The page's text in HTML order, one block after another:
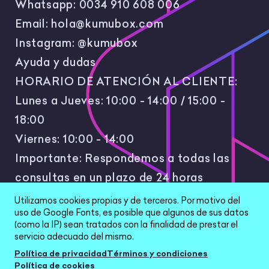
Whatsapp: 0034 910 608 006
Email: hola@kumubox.com
Instagram: @kumubox
Ayuda y dudas
HORARIO DE ATENCIÓN AL CLIENTE:
Lunes a Jueves: 10:00 - 14:00 / 15:00 -
18:00
Viernes: 10:00 - 14:00
Importante: Respondemos a todas las
consultas en un plazo de 24 horas
laborales.
Utilizamos cookies propias y de terceros. Por motivo del
uso de Google Fonts, es posible que algunos de sus datos
(como la IP) sean tratados con la finalidad de prestar el
servicio adecuado del mismo.
Política de privacidadTérminos y condiciones
Política de cookies